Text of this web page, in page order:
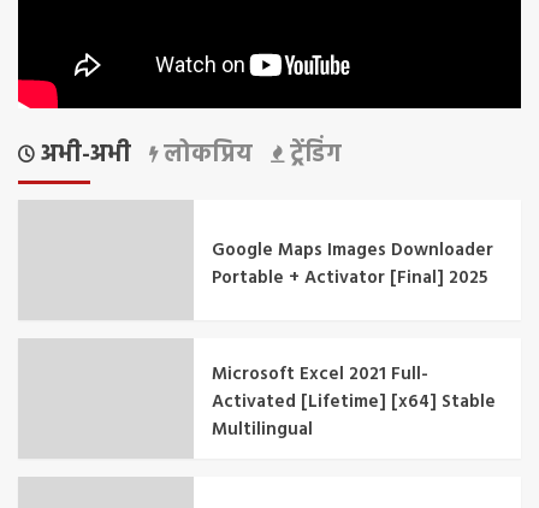
अभी-अभी लोकप्रिय ट्रेंडिंग
Google Maps Images Downloader
Portable + Activator [Final] 2025
Microsoft Excel 2021 Full-
Activated [Lifetime] [x64] Stable
Multilingual